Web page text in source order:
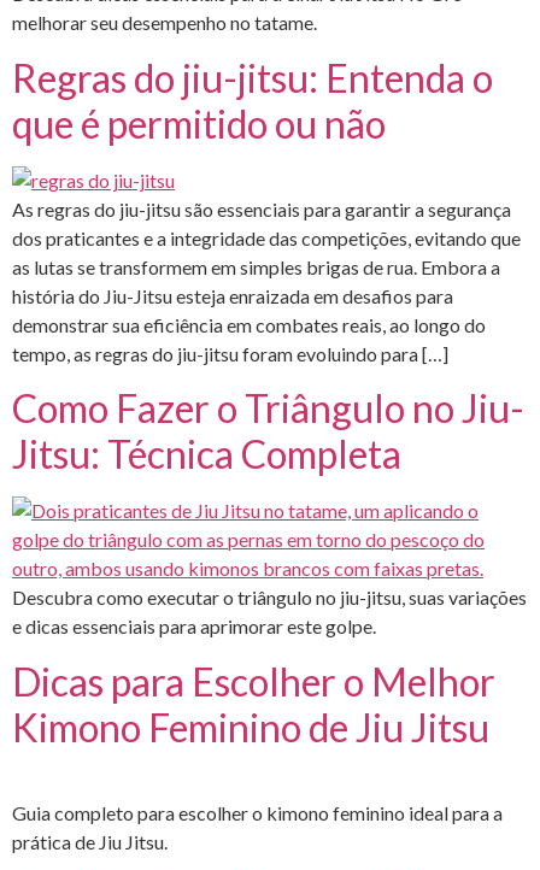
melhorar seu desempenho no tatame.
Regras do jiu-jitsu: Entenda o
que é permitido ou não
As regras do jiu-jitsu são essenciais para garantir a segurança
dos praticantes e a integridade das competições, evitando que
as lutas se transformem em simples brigas de rua. Embora a
história do Jiu-Jitsu esteja enraizada em desafios para
demonstrar sua eficiência em combates reais, ao longo do
tempo, as regras do jiu-jitsu foram evoluindo para […]
Como Fazer o Triângulo no Jiu-
Jitsu: Técnica Completa
Descubra como executar o triângulo no jiu-jitsu, suas variações
e dicas essenciais para aprimorar este golpe.
Dicas para Escolher o Melhor
Kimono Feminino de Jiu Jitsu
Guia completo para escolher o kimono feminino ideal para a
prática de Jiu Jitsu.